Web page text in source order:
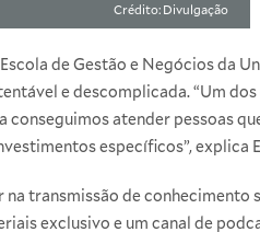
Crédito: Divulgação
de Gestão e Negócios da
e descomplicada. “Um
atender pessoas
específicos”, explica
transmissão de
exclusivo e um canal de